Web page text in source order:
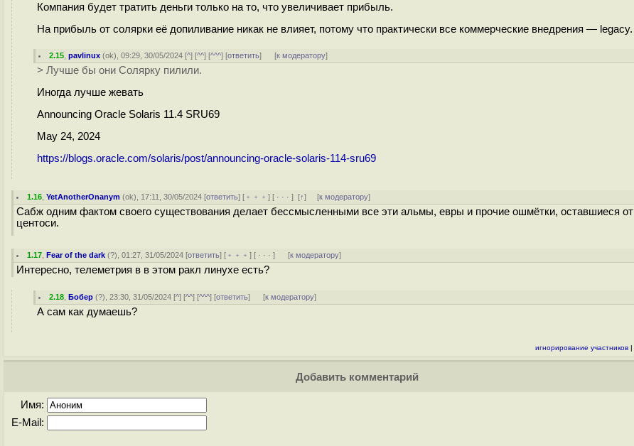
Компания будет тратить деньги только на то, что увеличивает прибыль.
На прибыль от солярки её допиливание никак не влияет, потому что практически все коммерческие внедрения — legacy.
2.15 ,pavlinux (ok), 09:29, 30/05/2024 [^] [^^] [^^^] [ответить] [к модератору]
> Лучше бы они Солярку пилили.
Иногда лучше жевать
Announcing Oracle Solaris 11.4 SRU69
May 24, 2024
https://blogs.oracle.com/solaris/post/announcing-oracle-solaris-114-sru69
1.16 ,YetAnotherOnanym (ok), 17:11, 30/05/2024 [ответить] [ ﹢﹢﹢] [ · · ·][↑] [к модератору]
Сабж одним фактом своего существования делает бессмысленными все эти альмы, евры и прочие ошмётки, оставшиеся от
центоси.
1.17 ,Fear of the dark (?), 01:27, 31/05/2024 [ответить] [ ﹢﹢﹢] [ · · ·] [к модератору]
Интересно, телеметрия в в этом ракл линухе есть?
2.18 ,Бобер (?), 23:30, 31/05/2024 [^] [^^] [^^^] [ответить] [к модератору]
А сам как думаешь?
игнорирование участников |
Добавить комментарий
Имя:
E-Mail: